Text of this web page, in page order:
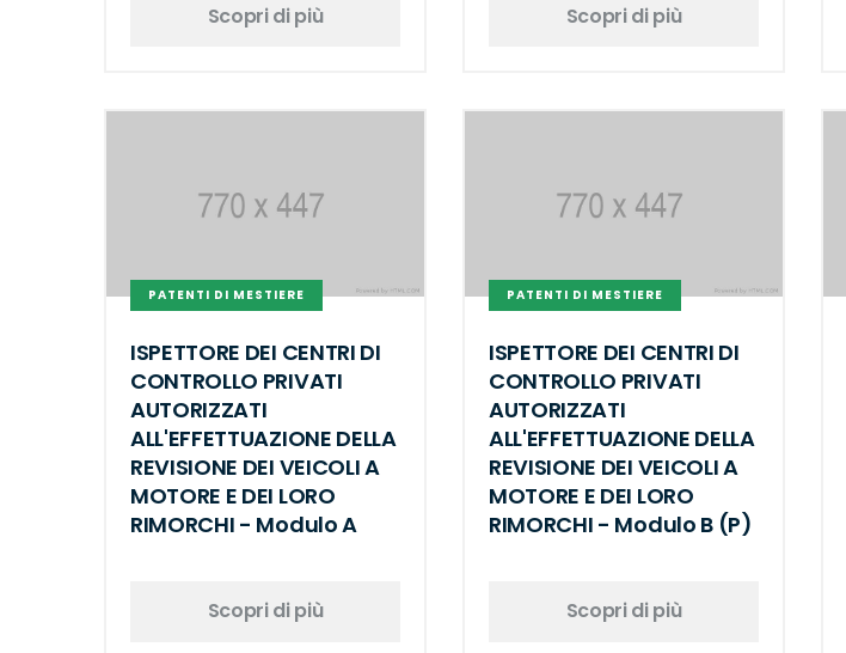
Scopri di più Scopri di più
PATENTI DI MESTIERE
ISPETTORE DEI CENTRI DI
CONTROLLO PRIVATI
AUTORIZZATI
ALL'EFFETTUAZIONE DELLA
REVISIONE DEI VEICOLI A
MOTORE E DEI LORO
RIMORCHI - Modulo A
Scopri di più
PATENTI DI MESTIERE
ISPETTORE DEI CENTRI DI
CONTROLLO PRIVATI
AUTORIZZATI
ALL'EFFETTUAZIONE DELLA
REVISIONE DEI VEICOLI A
MOTORE E DEI LORO
RIMORCHI - Modulo B (P)
Scopri di più